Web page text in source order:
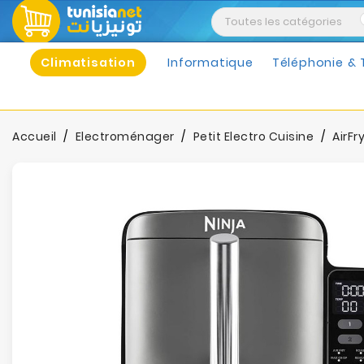
Climatisation Informatique Téléphonie &
Accueil Electroménager Petit Electro Cuisine